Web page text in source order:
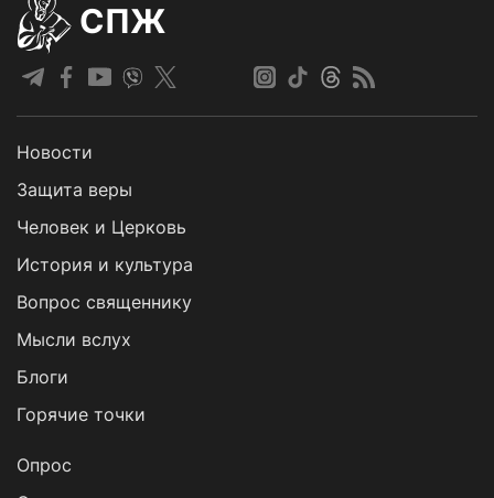
СПЖ
Новости
Защита веры
Человек и Церковь
История и культура
Вопрос священнику
Мысли вслух
Блоги
Горячие точки
Опрос